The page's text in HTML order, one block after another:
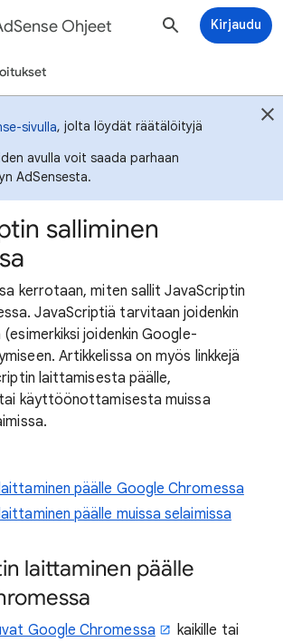
Ohjeet Kirjaudu
sivulla, jolta löydät räätälöityjä
avulla voit saada parhaan
AdSensesta.
salliminen
kerrotaan, miten sallit JavaScriptin
JavaScriptiä tarvitaan joidenkin
joidenkin Google-
Artikkelissa on myös linkkejä
laittamisesta päälle,
käyttöönottamisesta muissa
päälle Google Chromessa
päälle muissa selaimissa
laittaminen päälle
Google Chromessa
kaikille tai